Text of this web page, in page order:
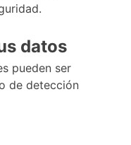
datos
pueden ser
de detección